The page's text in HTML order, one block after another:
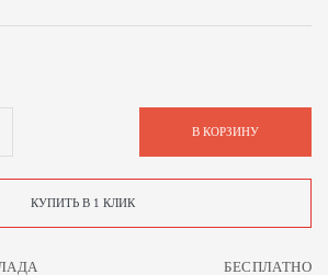
В КОРЗИНУ
КУПИТЬ В 1 КЛИК
БЕСПЛАТНО